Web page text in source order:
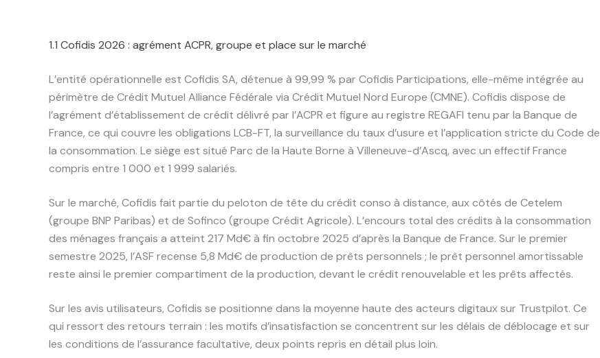
1.1 Cofidis 2026 : agrément ACPR, groupe et place sur le marché
L’entité opérationnelle est Cofidis SA, détenue à 99,99 % par Cofidis Participations, elle-même intégrée au
périmètre de Crédit Mutuel Alliance Fédérale via Crédit Mutuel Nord Europe (CMNE). Cofidis dispose de
l’agrément d’établissement de crédit délivré par l’ACPR et figure au registre REGAFI tenu par la Banque de
France, ce qui couvre les obligations LCB-FT, la surveillance du taux d’usure et l’application stricte du Code de
la consommation. Le siège est situé Parc de la Haute Borne à Villeneuve-d’Ascq, avec un effectif France
compris entre 1 000 et 1 999 salariés.
Sur le marché, Cofidis fait partie du peloton de tête du crédit conso à distance, aux côtés de Cetelem
(groupe BNP Paribas) et de Sofinco (groupe Crédit Agricole). L’encours total des crédits à la consommation
des ménages français a atteint 217 Md€ à fin octobre 2025 d’après la Banque de France. Sur le premier
semestre 2025, l’ASF recense 5,8 Md€ de production de prêts personnels ; le prêt personnel amortissable
reste ainsi le premier compartiment de la production, devant le crédit renouvelable et les prêts affectés.
Sur les avis utilisateurs, Cofidis se positionne dans la moyenne haute des acteurs digitaux sur Trustpilot. Ce
qui ressort des retours terrain : les motifs d’insatisfaction se concentrent sur les délais de déblocage et sur
les conditions de l’assurance facultative, deux points repris en détail plus loin.